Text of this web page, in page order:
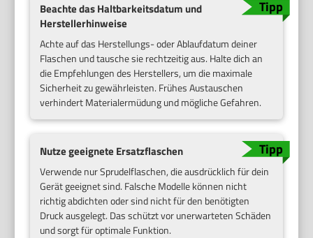
Beachte das Haltbarkeitsdatum und
Herstellerhinweise
Achte auf das Herstellungs- oder Ablaufdatum deiner
Flaschen und tausche sie rechtzeitig aus. Halte dich an
die Empfehlungen des Herstellers, um die maximale
Sicherheit zu gewährleisten. Frühes Austauschen
verhindert Materialermüdung und mögliche Gefahren.
Nutze geeignete Ersatzflaschen
Verwende nur Sprudelflaschen, die ausdrücklich für dein
Gerät geeignet sind. Falsche Modelle können nicht
richtig abdichten oder sind nicht für den benötigten
Druck ausgelegt. Das schützt vor unerwarteten Schäden
und sorgt für optimale Funktion.